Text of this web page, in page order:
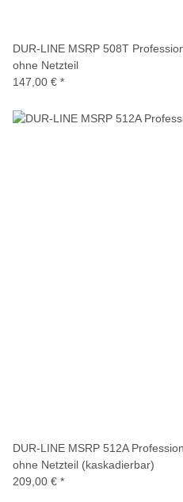
DUR-LINE MSRP 508T
ohne Netzteil
147,00 € *
DUR-LINE MSRP 512A
ohne Netzteil (kaskadierbar)
209,00 € *